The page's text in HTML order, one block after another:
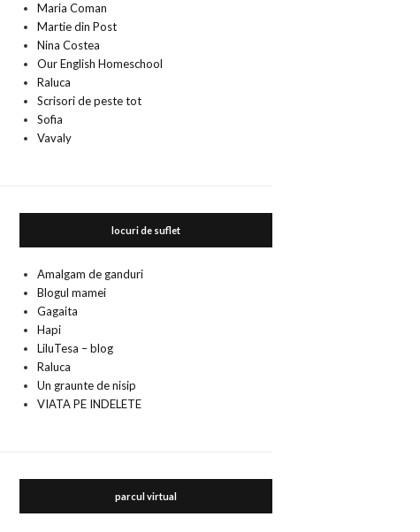
Maria Coman
Martie din Post
Nina Costea
Our English Homeschool
Raluca
Scrisori de peste tot
Sofia
Vavaly
locuri de suflet
Amalgam de ganduri
Blogul mamei
Gagaita
Hapi
LiluTesa – blog
Raluca
Un graunte de nisip
VIATA PE INDELETE
parcul virtual